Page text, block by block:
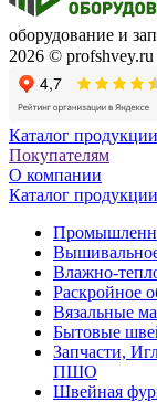
оборудование и
2026 © profshvey.ru
Каталог продукции
Покупателям
О компании
Каталог продукции
Влажно-
Раскройное
Вязальные
Бытовые
Запчасти,
ПШО
Швейная